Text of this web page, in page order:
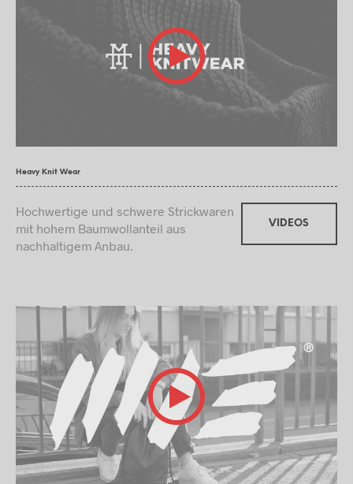
Heavy Knit Wear
Hochwertige und schwere Strickwaren
mit hohem Baumwollanteil aus
nachhaltigem Anbau.
VIDEOS